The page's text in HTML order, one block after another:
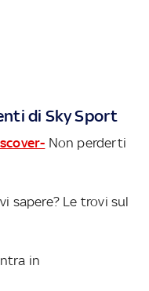
di Sky Sport
Non perderti
sapere? Le trovi sul
in